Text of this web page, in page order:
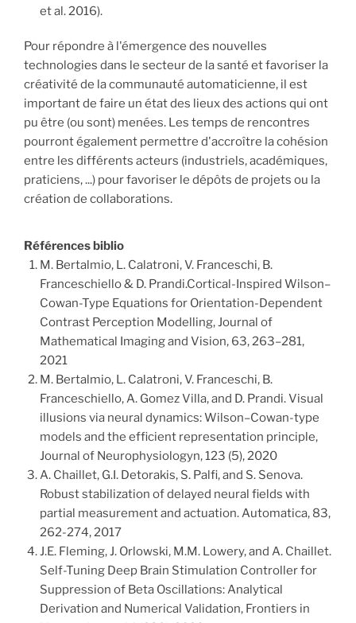
et al. 2016).
Pour répondre à l'émergence des nouvelles
technologies dans le secteur de la santé et favoriser la
créativité de la communauté automaticienne, il est
important de faire un état des lieux des actions qui ont
pu être (ou sont) menées. Les temps de rencontres
pourront également permettre d'accroître la cohésion
entre les différents acteurs (industriels, académiques,
praticiens, ...) pour favoriser le dépôts de projets ou la
création de collaborations.
Références biblio
M. Bertalmio, L. Calatroni, V. Franceschi, B.
Franceschiello & D. Prandi.Cortical-Inspired Wilson–
Cowan-Type Equations for Orientation-Dependent
Contrast Perception Modelling, Journal of
Mathematical Imaging and Vision, 63, 263–281,
2021
M. Bertalmio, L. Calatroni, V. Franceschi, B.
Franceschiello, A. Gomez Villa, and D. Prandi. Visual
illusions via neural dynamics: Wilson–Cowan-type
models and the efficient representation principle,
Journal of Neurophysiologyn, 123 (5), 2020
A. Chaillet, G.I. Detorakis, S. Palfi, and S. Senova.
Robust stabilization of delayed neural fields with
partial measurement and actuation. Automatica, 83,
262-274, 2017
J.E. Fleming, J. Orlowski, M.M. Lowery, and A. Chaillet.
Self-Tuning Deep Brain Stimulation Controller for
Suppression of Beta Oscillations: Analytical
Derivation and Numerical Validation, Frontiers in